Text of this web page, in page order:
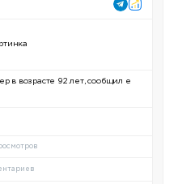
в возрасте 92 лет, сообщил е